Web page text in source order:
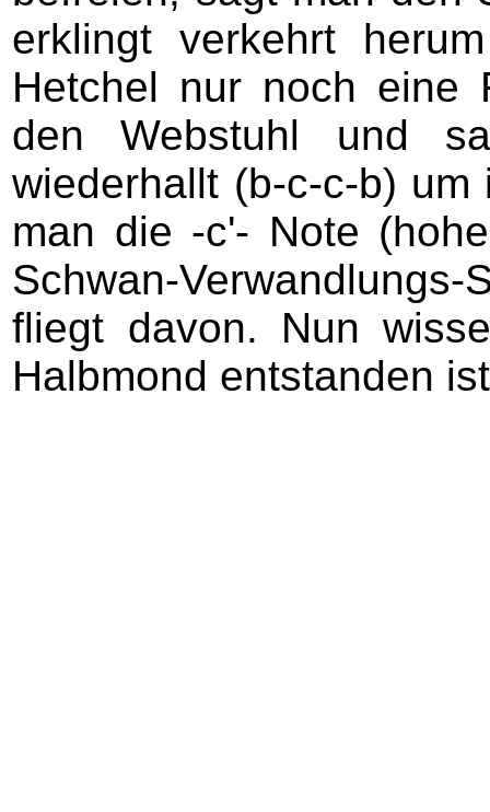
erklingt verkehrt
Hetchel nur noch eine
den Webstuhl und
wiederhallt (b-c-c-b)
man die -c'- Note
Schwan-
fliegt davon. Nun
Halbmond entstanden